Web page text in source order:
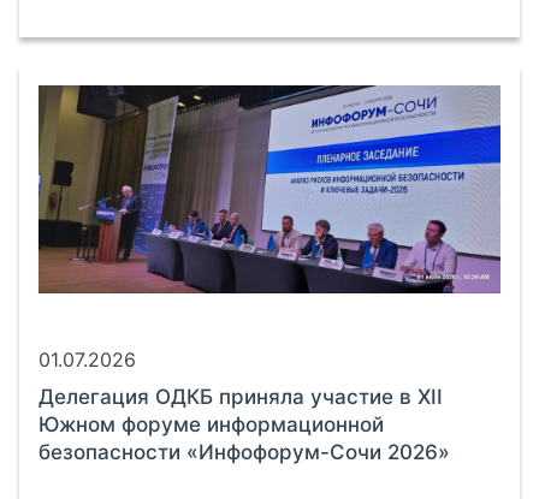
01.07.2026
Делегация ОДКБ приняла участие в XII
Южном форуме информационной
безопасности «Инфофорум-Сочи 2026»